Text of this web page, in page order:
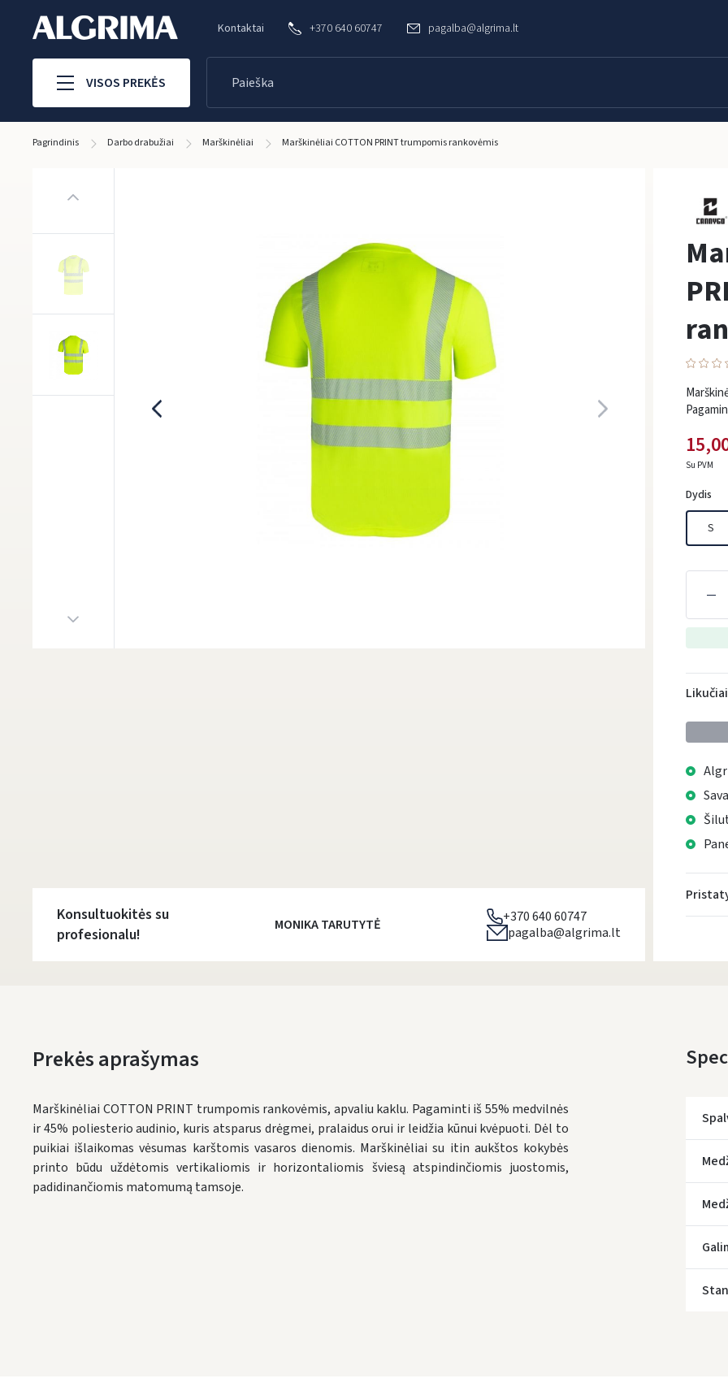
Kontaktai +370 640 60747 pagalba@algrima.lt
VISOS PREKĖS
Pagrindinis Darbo drabužiai Marškinėliai Marškinėliai COTTON PRINT trumpomis rankovėmis
Su PVM
Dydis
S
Konsultuokitės su
profesionalu!
MONIKA TARUTYTĖ
+370 640 60747
pagalba@algrima.lt
Prekės aprašymas
Marškinėliai COTTON PRINT trumpomis rankovėmis, apvaliu kaklu. Pagaminti iš 55% medvilnės
ir 45% poliesterio audinio, kuris atsparus drėgmei, pralaidus orui ir leidžia kūnui kvėpuoti. Dėl to
puikiai išlaikomas vėsumas karštomis vasaros dienomis. Marškinėliai su itin aukštos kokybės
printo būdu uždėtomis vertikaliomis ir horizontaliomis šviesą atspindinčiomis juostomis,
padidinančiomis matomumą tamsoje.